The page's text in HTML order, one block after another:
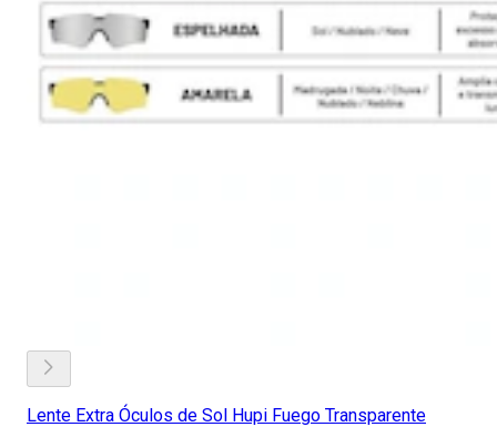
Lente Extra Óculos de Sol Hupi Fuego Transparente